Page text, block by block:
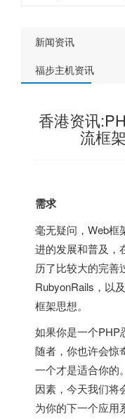
新闻资讯
福步主机资讯
香港资讯
流框
需求
毫无疑问，Web框
进的发展和普及，
历了比较大的完善
RubyonRails，以
框架思想。
如果你是一个PHP
随者，你也许会惊
一个才是适合你的
因素，今天我们将
为你的下一个应用